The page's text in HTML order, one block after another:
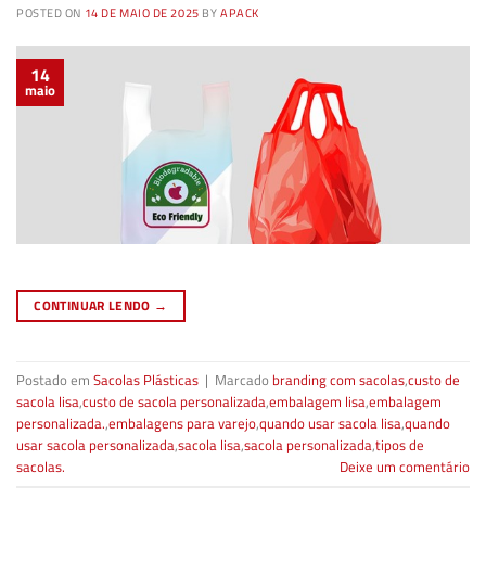
POSTED ON 14 DE MAIO DE 2025 BYAPACK
14
maio
CONTINUAR LENDO →
Postado em Sacolas Plásticas | Marcado branding com sacolas,custo de
sacola lisa,custo de sacola personalizada,embalagem lisa,embalagem
personalizada.,embalagens para varejo,quando usar sacola lisa,quando
usar sacola personalizada,sacola lisa,sacola personalizada,tipos de
sacolas.
Deixe um comentário